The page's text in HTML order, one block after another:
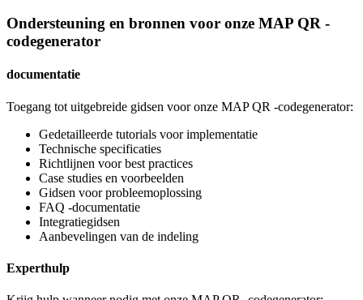
Ondersteuning en bronnen voor onze MAP QR -
codegenerator
documentatie
Toegang tot uitgebreide gidsen voor onze MAP QR -codegenerator:
Gedetailleerde tutorials voor implementatie
Technische specificaties
Richtlijnen voor best practices
Case studies en voorbeelden
Gidsen voor probleemoplossing
FAQ -documentatie
Integratiegidsen
Aanbevelingen van de indeling
Experthulp